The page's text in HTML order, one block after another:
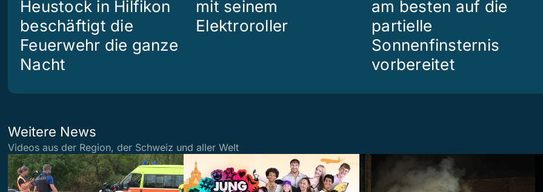
Heustock in Hilfikon
beschäftigt die
Feuerwehr die ganze
Nacht
mit seinem
Elektroroller
am besten auf die
partielle
Sonnenfinsternis
vorbereitet
Weitere News
Videos aus der Region, der Schweiz und aller Welt